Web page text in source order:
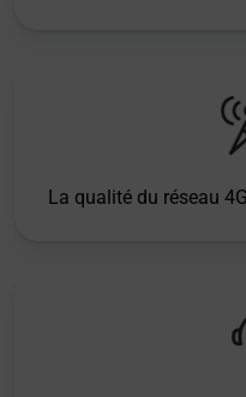
La qualité du réseau